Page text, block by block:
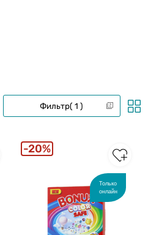
Фильтр 1
Только
онлайн
20%